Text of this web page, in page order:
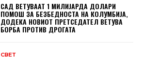
САД ВЕТУВААТ 1 МИЛИЈАРДА ДОЛАРИ
ПОМОШ ЗА БЕЗБЕДНОСТА НА КОЛУМБИЈА,
ДОДЕКА НОВИОТ ПРЕТСЕДАТЕЛ ВЕТУВА
БОРБА ПРОТИВ ДРОГАТА
СВЕТ